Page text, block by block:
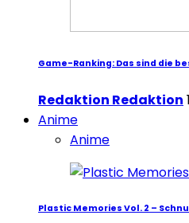
Game-Ranking: Das sind die
Redaktion Redaktion
Anime
Anime
Plastic Memories Vol. 2 –